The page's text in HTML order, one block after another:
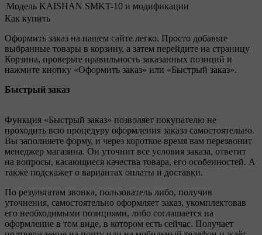
Модель KAISHAN SMKT-10 и модификации
Как купить
Оформить заказ на нашем сайте легко. Просто добавьте
выбранные товары в корзину, а затем перейдите на страницу
Корзина, проверьте правильность заказанных позиций и
нажмите кнопку «Оформить заказ» или «Быстрый заказ».
Быстрый заказ
Функция «Быстрый заказ» позволяет покупателю не
проходить всю процедуру оформления заказа самостоятельно.
Вы заполняете форму, и через короткое время вам перезвонит
менеджер магазина. Он уточнит все условия заказа, ответит
на вопросы, касающиеся качества товара, его особенностей. А
также подскажет о вариантах оплаты и доставки.
По результатам звонка, пользователь либо, получив
уточнения, самостоятельно оформляет заказ, укомплектовав
его необходимыми позициями, либо соглашается на
оформление в том виде, в котором есть сейчас. Получает